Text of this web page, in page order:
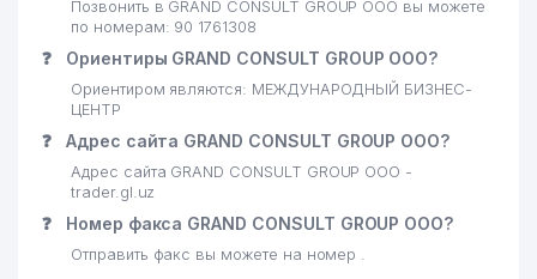
Позвонить в GRAND CONSULT GROUP ООО вы можете
по номерам: 90 1761308
❓ Ориентиры GRAND CONSULT GROUP ООО?
Ориентиром являются: МЕЖДУНАРОДНЫЙ БИЗНЕС-
ЦЕНТР
❓ Адрес сайта GRAND CONSULT GROUP ООО?
Адрес сайта GRAND CONSULT GROUP ООО -
trader.gl.uz
❓ Номер факса GRAND CONSULT GROUP ООО?
Отправить факс вы можете на номер .